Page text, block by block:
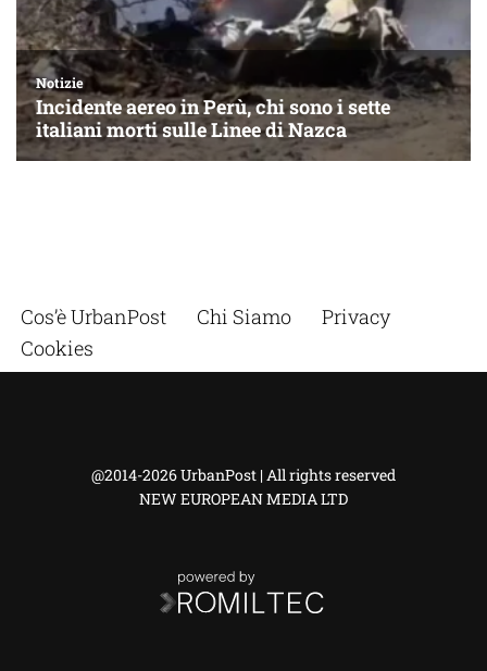
Cos’è UrbanPost Chi Siamo
Privacy
Cookies
@2014-2026 UrbanPost | All rights reserved
NEW EUROPEAN MEDIA LTD